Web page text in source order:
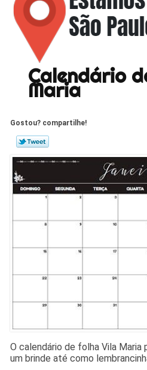
Calendário
Maria
Gostou? compartilhe!
O calendário de folha Vila
um brinde até como